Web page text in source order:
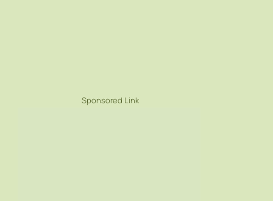
Sponsored Link